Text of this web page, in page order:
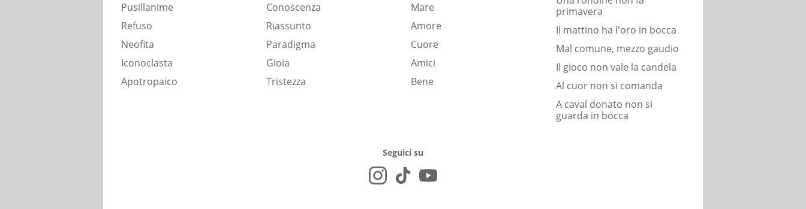
Pusillanime
Refuso
Neofita
Iconoclasta
Apotropaico
Conoscenza
Riassunto
Paradigma
Gioia
Tristezza
Mare
Amore
Cuore
Amici
Bene
primavera
Il mattino ha l'oro in bocca
Mal comune, mezzo gaudio
Il gioco non vale la candela
Al cuor non si comanda
A caval donato non si
guarda in bocca
Seguici su